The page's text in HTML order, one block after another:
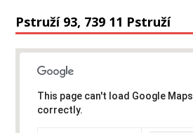
Pstruží 93, 739 11 Pstruží
This page can't load Google Maps
correctly.